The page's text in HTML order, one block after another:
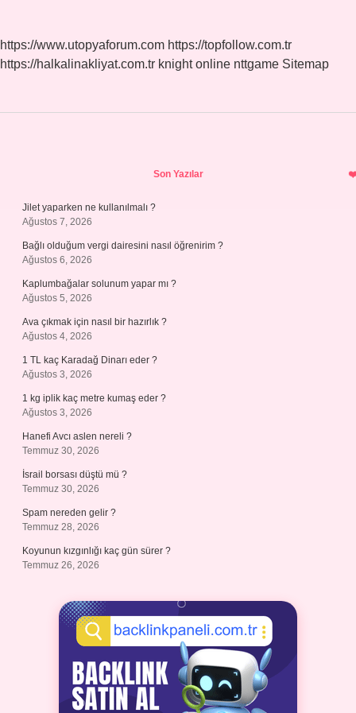
https://www.utopyaforum.com https://topfollow.com.tr
https://halkalinakliyat.com.tr knight online nttgame Sitemap
Son Yazılar
Jilet yaparken ne kullanılmalı ?
Ağustos 7, 2026
Bağlı olduğum vergi dairesini nasıl öğrenirim ?
Ağustos 6, 2026
Kaplumbağalar solunum yapar mı ?
Ağustos 5, 2026
Ava çıkmak için nasıl bir hazırlık ?
Ağustos 4, 2026
1 TL kaç Karadağ Dinarı eder ?
Ağustos 3, 2026
1 kg iplik kaç metre kumaş eder ?
Ağustos 3, 2026
Hanefi Avcı aslen nereli ?
Temmuz 30, 2026
İsrail borsası düştü mü ?
Temmuz 30, 2026
Spam nereden gelir ?
Temmuz 28, 2026
Koyunun kızgınlığı kaç gün sürer ?
Temmuz 26, 2026